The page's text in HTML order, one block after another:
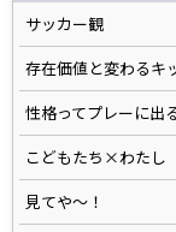
サッカー観
存在価値と変わるキ
性格ってプレーに出
こどもたち×わたし
見てや～！